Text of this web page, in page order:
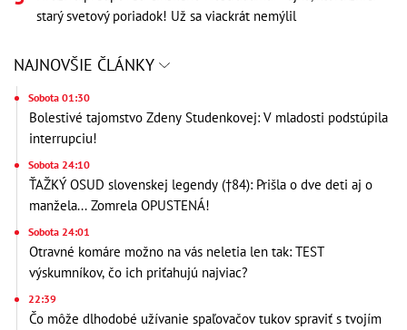
starý svetový poriadok! Už sa viackrát nemýlil
NAJNOVŠIE ČLÁNKY
Sobota 01:30
Bolestivé tajomstvo Zdeny Studenkovej: V mladosti podstúpila
interrupciu!
Sobota 24:10
ŤAŽKÝ OSUD slovenskej legendy (†84): Prišla o dve deti aj o
manžela... Zomrela OPUSTENÁ!
Sobota 24:01
Otravné komáre možno na vás neletia len tak: TEST
výskumníkov, čo ich priťahujú najviac?
22:39
Čo môže dlhodobé užívanie spaľovačov tukov spraviť s tvojím